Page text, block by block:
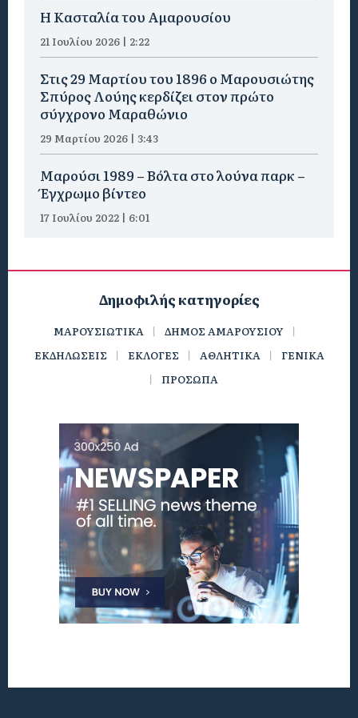
Η Κασταλία του Αμαρουσίου
21 Ιουλίου 2026 | 2:22
Στις 29 Μαρτίου του 1896 ο Μαρουσιώτης
Σπύρος Λούης κερδίζει στον πρώτο
σύγχρονο Μαραθώνιο
29 Μαρτίου 2026 | 3:43
Μαρούσι 1989 – Βόλτα στο λούνα παρκ –
Έγχρωμο βίντεο
17 Ιουλίου 2022 | 6:01
Δημοφιλής κατηγορίες
ΜΑΡΟΥΣΙΩΤΙΚΑ
ΔΗΜΟΣ ΑΜΑΡΟΥΣΙΟΥ
ΕΚΔΗΛΩΣΕΙΣ
ΕΚΛΟΓΕΣ ΑΘΛΗΤΙΚΑ
ΓΕΝΙΚΑ
ΠΡΟΣΩΠΑ